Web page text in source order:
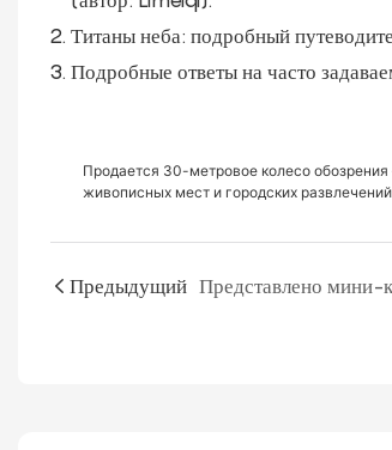
Титаны неба: подробный
Подробные ответы на часто
Продается 30-метровое колесо
живописных мест и городских
Предыдущий